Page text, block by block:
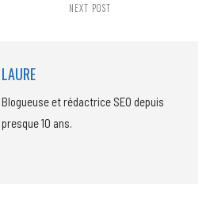
NEXT POST
LAURE
Blogueuse et rédactrice SEO depuis
presque 10 ans.